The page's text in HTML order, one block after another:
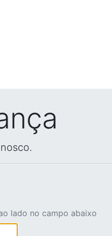
lado no campo abaixo